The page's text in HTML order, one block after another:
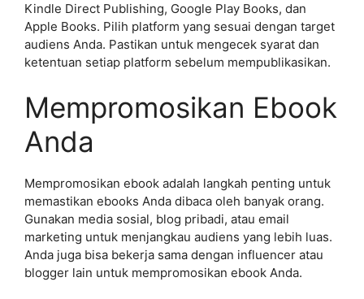
Kindle Direct Publishing, Google Play Books, dan
Apple Books. Pilih platform yang sesuai dengan target
audiens Anda. Pastikan untuk mengecek syarat dan
ketentuan setiap platform sebelum mempublikasikan.
Mempromosikan Ebook
Anda
Mempromosikan ebook adalah langkah penting untuk
memastikan ebooks Anda dibaca oleh banyak orang.
Gunakan media sosial, blog pribadi, atau email
marketing untuk menjangkau audiens yang lebih luas.
Anda juga bisa bekerja sama dengan influencer atau
blogger lain untuk mempromosikan ebook Anda.